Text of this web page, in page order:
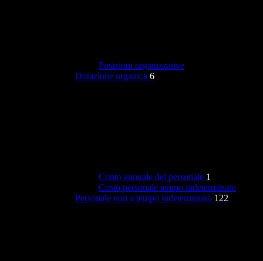
Posizioni organizzative
Dotazione organica 6
Conto annuale del personale 1
Costo personale tempo indeterminato
Personale non a tempo indeterminato 122